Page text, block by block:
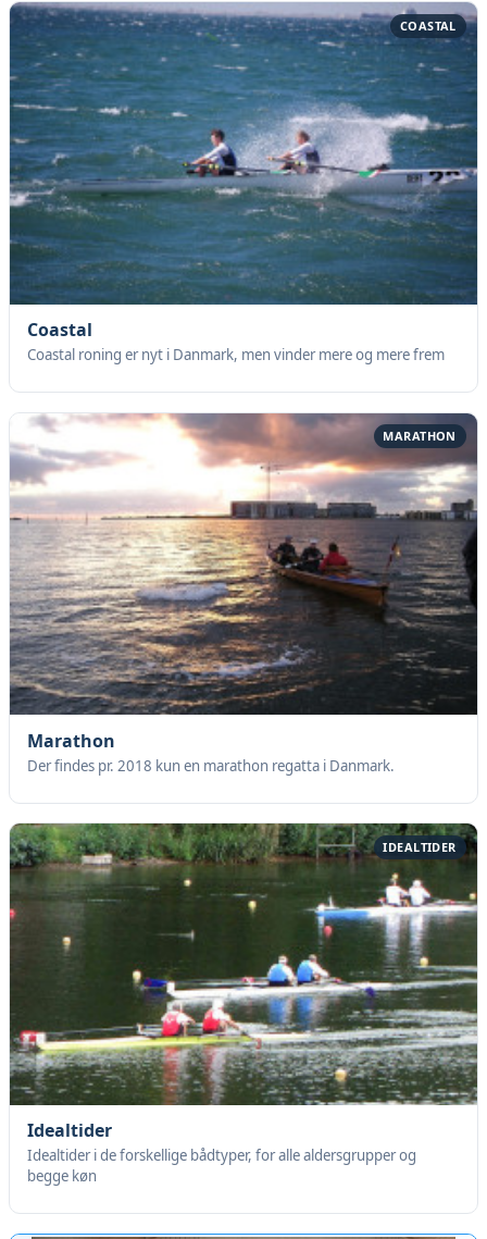
COASTAL
Coastal
Coastal roning er nyt i Danmark, men vinder mere og mere frem
MARATHON
Marathon
Der findes pr. 2018 kun en marathon regatta i Danmark.
IDEALTIDER
Idealtider
Idealtider i de forskellige bådtyper, for alle aldersgrupper og
begge køn